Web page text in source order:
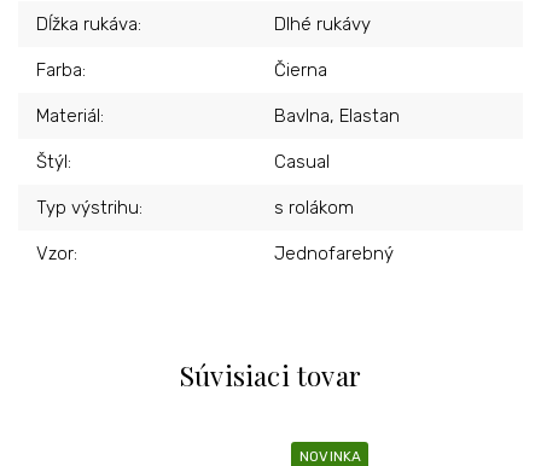
Súvisiaci tovar
NOVINKA
Dĺžka rukáva: Dlhé rukávy
Farba: Čierna
Materiál: Bavlna, Elastan
Štýl: Casual
Typ výstrihu: s rolákom
Vzor: Jednofarebný